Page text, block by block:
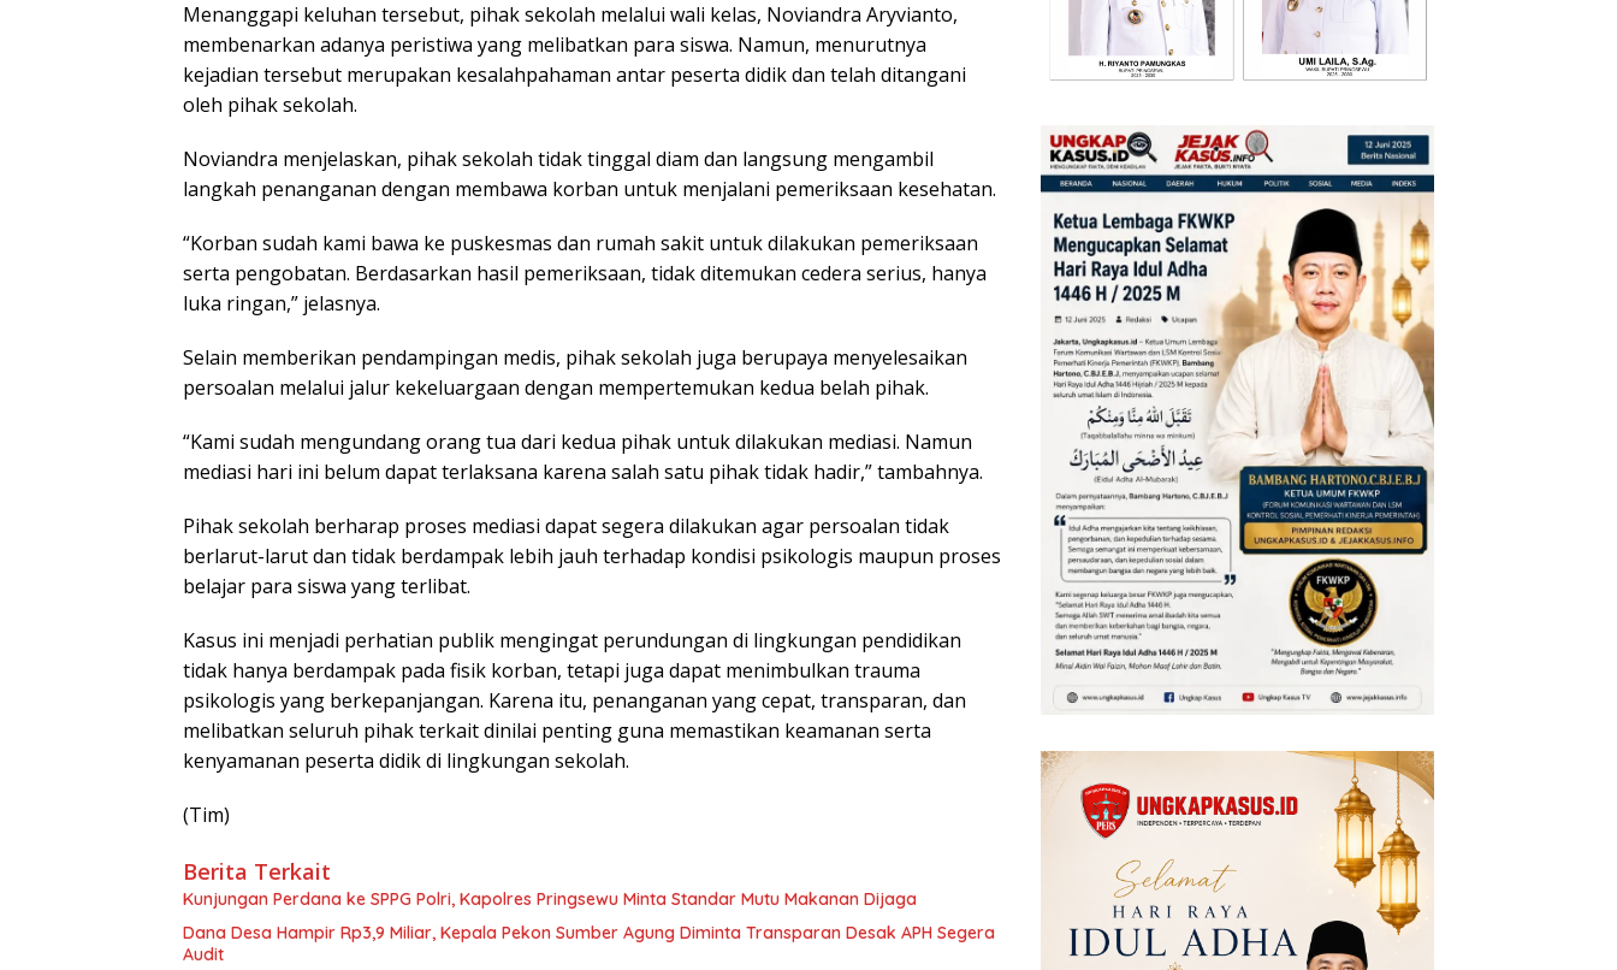
Menanggapi keluhan tersebut, pihak sekolah melalui wali kelas, Noviandra Aryvianto,
membenarkan adanya peristiwa yang melibatkan para siswa. Namun, menurutnya
kejadian tersebut merupakan kesalahpahaman antar peserta didik dan telah ditangani
oleh pihak sekolah.
Noviandra menjelaskan, pihak sekolah tidak tinggal diam dan langsung mengambil
langkah penanganan dengan membawa korban untuk menjalani pemeriksaan kesehatan.
“Korban sudah kami bawa ke puskesmas dan rumah sakit untuk dilakukan pemeriksaan
serta pengobatan. Berdasarkan hasil pemeriksaan, tidak ditemukan cedera serius, hanya
luka ringan,” jelasnya.
Selain memberikan pendampingan medis, pihak sekolah juga berupaya menyelesaikan
persoalan melalui jalur kekeluargaan dengan mempertemukan kedua belah pihak.
“Kami sudah mengundang orang tua dari kedua pihak untuk dilakukan mediasi. Namun
mediasi hari ini belum dapat terlaksana karena salah satu pihak tidak hadir,” tambahnya.
Pihak sekolah berharap proses mediasi dapat segera dilakukan agar persoalan tidak
berlarut-larut dan tidak berdampak lebih jauh terhadap kondisi psikologis maupun proses
belajar para siswa yang terlibat.
Kasus ini menjadi perhatian publik mengingat perundungan di lingkungan pendidikan
tidak hanya berdampak pada fisik korban, tetapi juga dapat menimbulkan trauma
psikologis yang berkepanjangan. Karena itu, penanganan yang cepat, transparan, dan
melibatkan seluruh pihak terkait dinilai penting guna memastikan keamanan serta
kenyamanan peserta didik di lingkungan sekolah.
(Tim)
Berita Terkait
Kunjungan Perdana ke SPPG Polri, Kapolres Pringsewu Minta Standar Mutu Makanan Dijaga
Dana Desa Hampir Rp3,9 Miliar, Kepala Pekon Sumber Agung Diminta Transparan Desak APH Segera
Audit